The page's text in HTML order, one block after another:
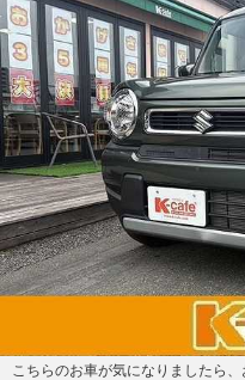
こちらのお車が気になりましたら